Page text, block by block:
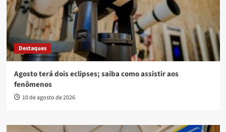
Destaques
Agosto terá dois eclipses; saiba como assistir aos
fenômenos
10 de agosto de 2026